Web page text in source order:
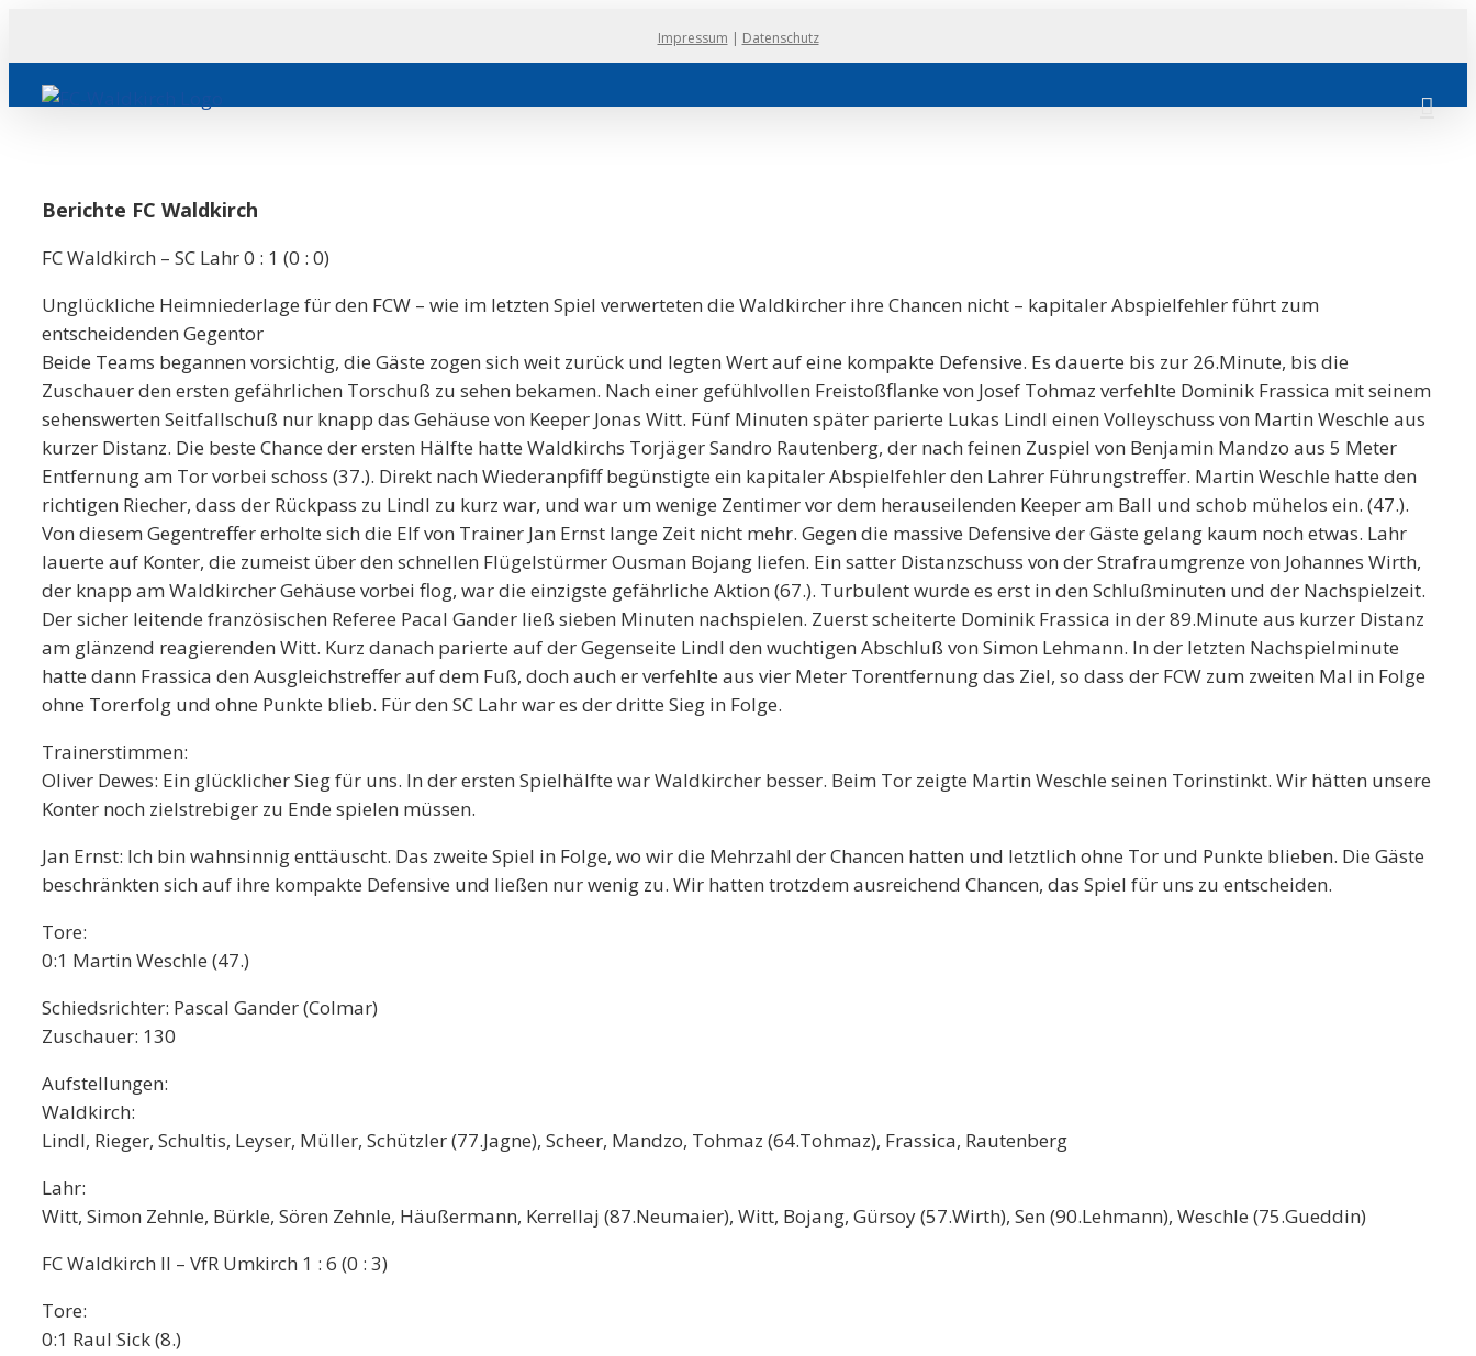
springen
Impressum | Datenschutz
Berichte FC Waldkirch
FC Waldkirch – SC Lahr 0 : 1 (0 : 0)
Unglückliche Heimniederlage für den FCW – wie im letzten Spiel verwerteten die Waldkircher ihre Chancen nicht – kapitaler Abspielfehler führt zum
entscheidenden Gegentor
Beide Teams begannen vorsichtig, die Gäste zogen sich weit zurück und legten Wert auf eine kompakte Defensive. Es dauerte bis zur 26.Minute, bis die
Zuschauer den ersten gefährlichen Torschuß zu sehen bekamen. Nach einer gefühlvollen Freistoßflanke von Josef Tohmaz verfehlte Dominik Frassica mit seinem
sehenswerten Seitfallschuß nur knapp das Gehäuse von Keeper Jonas Witt. Fünf Minuten später parierte Lukas Lindl einen Volleyschuss von Martin Weschle aus
kurzer Distanz. Die beste Chance der ersten Hälfte hatte Waldkirchs Torjäger Sandro Rautenberg, der nach feinen Zuspiel von Benjamin Mandzo aus 5 Meter
Entfernung am Tor vorbei schoss (37.). Direkt nach Wiederanpfiff begünstigte ein kapitaler Abspielfehler den Lahrer Führungstreffer. Martin Weschle hatte den
richtigen Riecher, dass der Rückpass zu Lindl zu kurz war, und war um wenige Zentimer vor dem herauseilenden Keeper am Ball und schob mühelos ein. (47.).
Von diesem Gegentreffer erholte sich die Elf von Trainer Jan Ernst lange Zeit nicht mehr. Gegen die massive Defensive der Gäste gelang kaum noch etwas. Lahr
lauerte auf Konter, die zumeist über den schnellen Flügelstürmer Ousman Bojang liefen. Ein satter Distanzschuss von der Strafraumgrenze von Johannes Wirth,
der knapp am Waldkircher Gehäuse vorbei flog, war die einzigste gefährliche Aktion (67.). Turbulent wurde es erst in den Schlußminuten und der Nachspielzeit.
Der sicher leitende französischen Referee Pacal Gander ließ sieben Minuten nachspielen. Zuerst scheiterte Dominik Frassica in der 89.Minute aus kurzer Distanz
am glänzend reagierenden Witt. Kurz danach parierte auf der Gegenseite Lindl den wuchtigen Abschluß von Simon Lehmann. In der letzten Nachspielminute
hatte dann Frassica den Ausgleichstreffer auf dem Fuß, doch auch er verfehlte aus vier Meter Torentfernung das Ziel, so dass der FCW zum zweiten Mal in Folge
ohne Torerfolg und ohne Punkte blieb. Für den SC Lahr war es der dritte Sieg in Folge.
Trainerstimmen:
Oliver Dewes: Ein glücklicher Sieg für uns. In der ersten Spielhälfte war Waldkircher besser. Beim Tor zeigte Martin Weschle seinen Torinstinkt. Wir hätten unsere
Konter noch zielstrebiger zu Ende spielen müssen.
Jan Ernst: Ich bin wahnsinnig enttäuscht. Das zweite Spiel in Folge, wo wir die Mehrzahl der Chancen hatten und letztlich ohne Tor und Punkte blieben. Die Gäste
beschränkten sich auf ihre kompakte Defensive und ließen nur wenig zu. Wir hatten trotzdem ausreichend Chancen, das Spiel für uns zu entscheiden.
Tore:
0:1 Martin Weschle (47.)
Schiedsrichter: Pascal Gander (Colmar)
Zuschauer: 130
Aufstellungen:
Waldkirch:
Lindl, Rieger, Schultis, Leyser, Müller, Schützler (77.Jagne), Scheer, Mandzo, Tohmaz (64.Tohmaz), Frassica, Rautenberg
Lahr:
Witt, Simon Zehnle, Bürkle, Sören Zehnle, Häußermann, Kerrellaj (87.Neumaier), Witt, Bojang, Gürsoy (57.Wirth), Sen (90.Lehmann), Weschle (75.Gueddin)
FC Waldkirch II – VfR Umkirch 1 : 6 (0 : 3)
Tore:
0:1 Raul Sick (8.)